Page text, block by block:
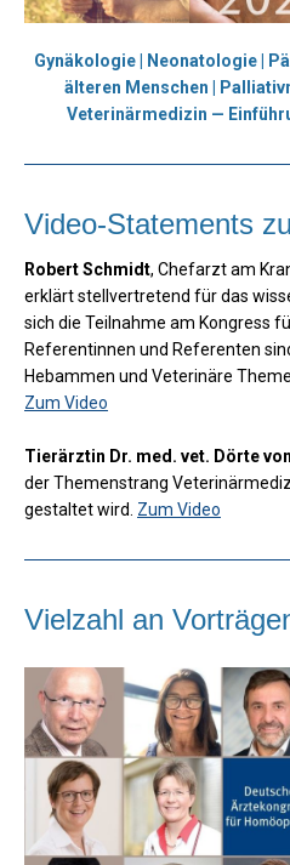
Gynäkologie | Neonatologie |
älteren Menschen |
Veterinärmedizin —
Video-Statements
Robert Schmidt, Chefarzt am
erklärt stellvertretend für das
sich die Teilnahme am Kongress
Referentinnen und Referenten
Hebammen und Veterinäre
Zum Video
Tierärztin Dr. med. vet. Dörte
der Themenstrang
gestaltet wird. Zum Video
Vielzahl an